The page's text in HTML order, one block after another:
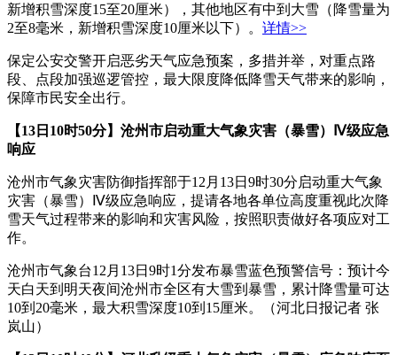
新增积雪深度15至20厘米），其他地区有中到大雪（降雪量为
2至8毫米，新增积雪深度10厘米以下）。 详情>>
保定公安交警开启恶劣天气应急预案，多措并举，对重点路
段、点段加强巡逻管控，最大限度降低降雪天气带来的影响，
保障市民安全出行。
【13日10时50分】沧州市启动重大气象灾害（暴雪）Ⅳ级应急
响应
沧州市气象灾害防御指挥部于12月13日9时30分启动重大气象
灾害（暴雪）Ⅳ级应急响应，提请各地各单位高度重视此次降
雪天气过程带来的影响和灾害风险，按照职责做好各项应对工
作。
沧州市气象台12月13日9时1分发布暴雪蓝色预警信号：预计今
天白天到明天夜间沧州市全区有大雪到暴雪，累计降雪量可达
10到20毫米，最大积雪深度10到15厘米。（河北日报记者 张
岚山）